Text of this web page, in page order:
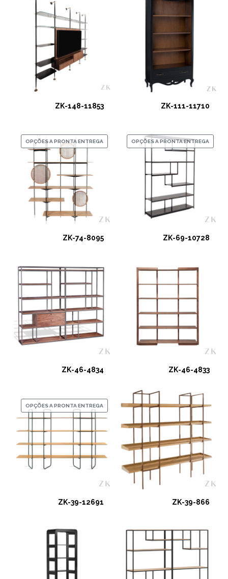
ZK-148-11853 ZK-111-11710
OPÇÕES A PRONTA ENTREGA
ZK-74-8095
OPÇÕES A PRONTA ENTREGA
ZK-69-10728
ZK-46-4834 ZK-46-4833
OPÇÕES A PRONTA ENTREGA
ZK-39-12691 ZK-39-866